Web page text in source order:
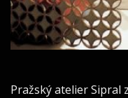
Pražský atelier Sipral